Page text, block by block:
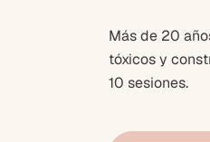
Más de 20
tóxicos y
10 sesiones.